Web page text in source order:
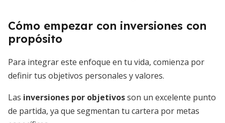
Cómo empezar con inversiones con
propósito
Para integrar este enfoque en tu vida, comienza por
definir tus objetivos personales y valores.
Las inversiones por objetivosson un excelente punto
de partida, ya que segmentan tu cartera por metas